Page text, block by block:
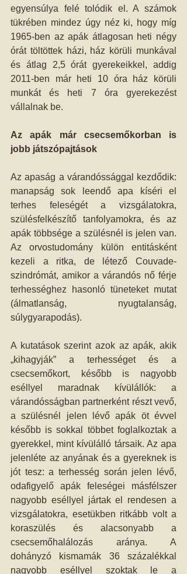
egyensúlya felé tolódik el. A számok
tükrében mindez úgy néz ki, hogy míg
1965-ben az apák átlagosan heti négy
órát töltöttek házi, ház körüli munkával
és átlag 2,5 órát gyerekeikkel, addig
2011-ben már heti 10 óra ház körüli
munkát és heti 7 óra gyerekezést
vállalnak be.
Az apák már csecsemőkorban is
jobb játszópajtások
Az apaság a várandóssággal kezdődik:
manapság sok leendő apa kíséri el
terhes feleségét a vizsgálatokra,
szülésfelkészítő tanfolyamokra, és az
apák többsége a szülésnél is jelen van.
Az orvostudomány külön entitásként
kezeli a ritka, de létező Couvade-
szindrómát, amikor a várandós nő férje
terhességhez hasonló tüneteket mutat
(álmatlanság, nyugtalanság,
súlygyarapodás).
A kutatások szerint azok az apák, akik
„kihagyják” a terhességet és a
csecsemőkort, később is nagyobb
eséllyel maradnak kívülállók: a
várandósságban partnerként részt vevő,
a szülésnél jelen lévő apák öt évvel
később is sokkal többet foglalkoztak a
gyerekkel, mint kívülálló társaik. Az apa
jelenléte az anyának és a gyereknek is
jót tesz: a terhesség során jelen lévő,
odafigyelő apák feleségei másfélszer
nagyobb eséllyel jártak el rendesen a
vizsgálatokra, esetükben ritkább volt a
koraszülés és alacsonyabb a
csecsemőhalálozás aránya. A
dohányzó kismamák 36 százalékkal
nagyobb eséllyel szoktak le a